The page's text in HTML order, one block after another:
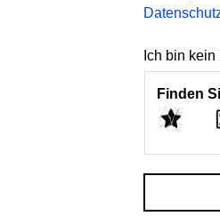
Ich bin
Finden